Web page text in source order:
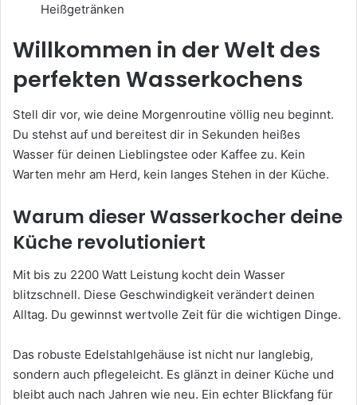
Heißgetränken
Willkommen in der Welt des
perfekten Wasserkochens
Stell dir vor, wie deine Morgenroutine völlig neu beginnt.
Du stehst auf und bereitest dir in Sekunden heißes
Wasser für deinen Lieblingstee oder Kaffee zu. Kein
Warten mehr am Herd, kein langes Stehen in der Küche.
Warum dieser Wasserkocher deine
Küche revolutioniert
Mit bis zu 2200 Watt Leistung kocht dein Wasser
blitzschnell. Diese Geschwindigkeit verändert deinen
Alltag. Du gewinnst wertvolle Zeit für die wichtigen Dinge.
Das robuste Edelstahlgehäuse ist nicht nur langlebig,
sondern auch pflegeleicht. Es glänzt in deiner Küche und
bleibt auch nach Jahren wie neu. Ein echter Blickfang für